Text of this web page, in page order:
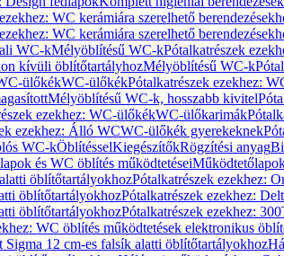
WC kerámiára szerelhető
WC kerámiára szerelhető
WC-kMélyöblítésű WC-kPótalkatrészek
kívüli öblítőtartályhozMélyöblítésű WC-k
ülőkékWC-ülőkékPótalkatrészek ezekhez:
Mélyöblítésű WC-k, hosszabb kivitel
ezekhez: WC-ülőkékWC-ülőkarimák
ezekhez: Álló WCWC-ülőkék gyerekeknek
WC-kÖblítésselKiegészítőkRögzítési anyag
és WC öblítés működtetései
öblítőtartályokhozPótalkatrészek ezekhez:
öblítőtartályokhozPótalkatrészek ezekhez:
öblítőtartályokhozPótalkatrészek ezekhez:
WC öblítés működtetések elektronikus
Sigma 12 cm-es falsík alatti öblítőtartályokhoz